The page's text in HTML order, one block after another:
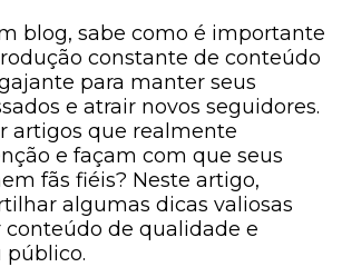
blog, sabe como é importante
constante de conteúdo
para manter seus
e atrair novos seguidores.
artigos que realmente
e façam com que seus
fãs fiéis? Neste artigo,
algumas dicas valiosas
conteúdo de qualidade e
público.